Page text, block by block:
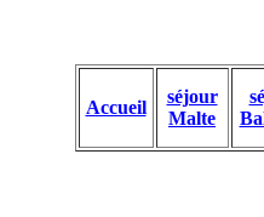
Accueil
séjour
Malte